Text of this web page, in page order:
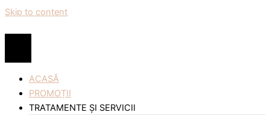
Skip to content
ACASĂ
PROMOȚII
TRATAMENTE ȘI SERVICII